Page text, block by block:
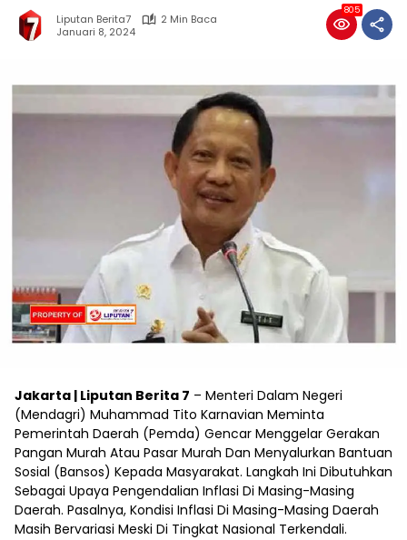
Liputan Berita7
2 Min Baca
Januari 8, 2024
805
Jakarta | Liputan Berita 7 – Menteri Dalam Negeri
(Mendagri) Muhammad Tito Karnavian Meminta
Pemerintah Daerah (Pemda) Gencar Menggelar Gerakan
Pangan Murah Atau Pasar Murah Dan Menyalurkan Bantuan
Sosial (Bansos) Kepada Masyarakat. Langkah Ini Dibutuhkan
Sebagai Upaya Pengendalian Inflasi Di Masing-Masing
Daerah. Pasalnya, Kondisi Inflasi Di Masing-Masing Daerah
Masih Bervariasi Meski Di Tingkat Nasional Terkendali.